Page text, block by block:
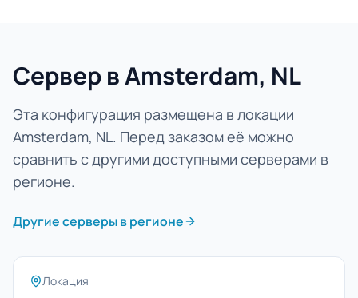
Сервер в Amsterdam, NL
Эта конфигурация размещена в локации
Amsterdam, NL. Перед заказом её можно
сравнить с другими доступными серверами в
регионе.
Другие серверы в регионе
Локация